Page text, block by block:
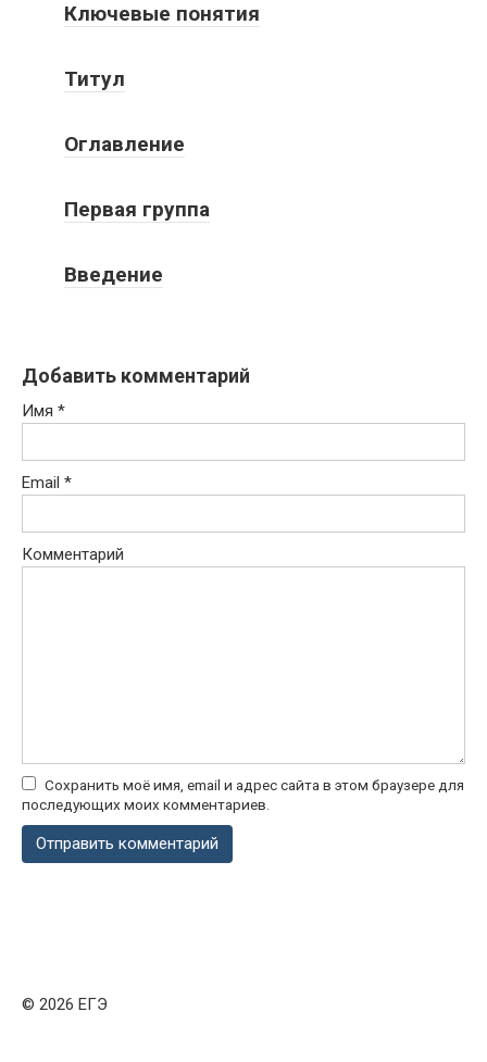
Ключевые понятия
Титул
Оглавление
Первая группа
Введение
Добавить комментарий
Имя *
Email *
Комментарий
Сохранить моё имя, email и адрес сайта в этом браузере для
последующих моих комментариев.
© 2026 ЕГЭ